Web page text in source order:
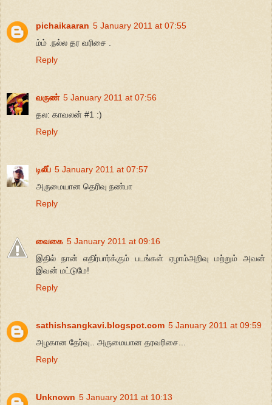
pichaikaaran 5 January 2011 at 07:55
ம்ம் .நல்ல தர வரிசை .
Reply
வருண் 5 January 2011 at 07:56
தல: காவலன் #1 :)
Reply
டிலீப் 5 January 2011 at 07:57
அருமையான தெரிவு நண்பா
Reply
வைகை 5 January 2011 at 09:16
இதில் நான் எதிர்பார்க்கும் படங்கள் ஏழாம்அறிவு மற்றும் அவன்
இவன் மட்டுமே!
Reply
sathishsangkavi.blogspot.com 5 January 2011 at 09:59
அழகான தேர்வு.. அருமையான தரவரிசை...
Reply
Unknown 5 January 2011 at 10:13